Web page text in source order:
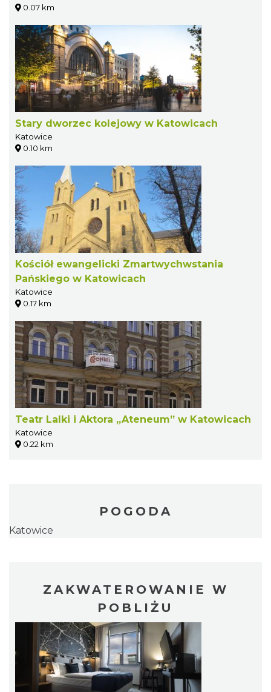
0.07 km
Stary dworzec kolejowy w Katowicach
Katowice
0.10 km
Kościół ewangelicki Zmartwychwstania
Pańskiego w Katowicach
Katowice
0.17 km
Teatr Lalki i Aktora „Ateneum” w Katowicach
Katowice
0.22 km
POGODA
Katowice
ZAKWATEROWANIE W
POBLIŻU